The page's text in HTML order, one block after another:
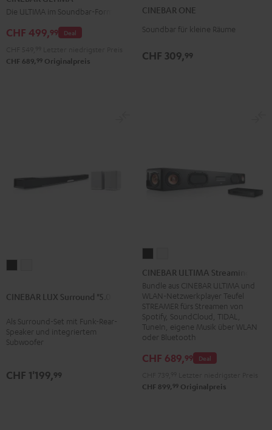
Schwarz
Weiß
Die ULTIMA im Soundbar-Format
Deal
CHF 499,99
CHF 689, 99 Originalpreis
BlackWhite
CINEBAR ONE
Soundbar für kleine Räume
CHF 309,99
Surround
Set"
Schwarz
Surround
Set"
Weiß
CINEBAR LUX Surround "5.0-Set"
Als Surround-Set mit Funk-Rear-
Speaker und integriertem
Subwoofer
CHF 1'199,99
ULTIMA
Streaming
Schwarz
ULTIMA
Streaming
Weiß
CINEBAR ULTIMA Streaming
Bundle aus CINEBAR ULTIMA und
WLAN-Netzwerkplayer Teufel
STREAMER fürs Streamen von
Spotify, SoundCloud, TIDAL,
TuneIn, eigene Musik über WLAN
oder Bluetooth
Deal
CHF 689,99
CHF 899, 99 Originalpreis